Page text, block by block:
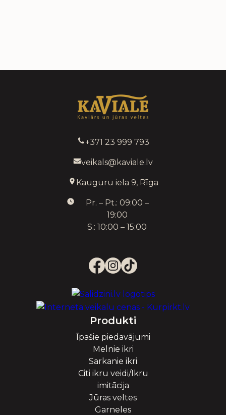
+371 23 999 793
veikals@kaviale.lv
Kauguru iela 9, Rīga
Pr. – Pt.: 09:00 –
19:00
S.: 10:00 – 15:00
Produkti
Īpašie piedavājumi
Melnie ikri
Sarkanie ikri
Citi ikru veidi/Ikru
imitācija
Jūras veltes
Garneles